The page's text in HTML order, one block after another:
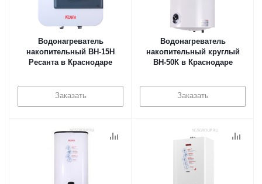
Водонагреватель
накопительный ВН-15Н
Ресанта в Краснодаре
Заказать
Водонагреватель
накопительный круглый
ВН-50К в Краснодаре
Заказать